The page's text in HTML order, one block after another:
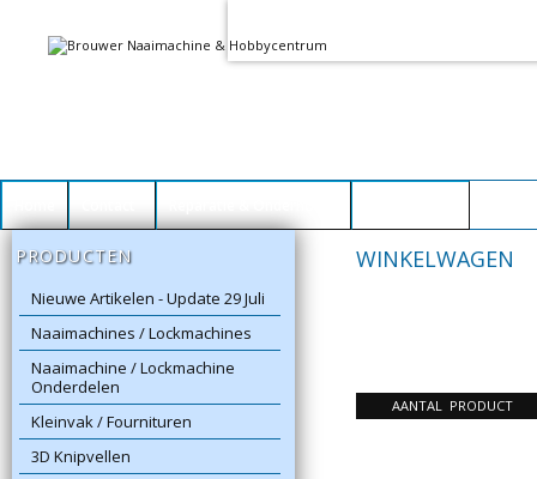
PRODUCTEN
Nieuwe Artikelen - Update 29 Juli
Naaimachines / Lockmachines
Naaimachine / Lockmachine
Onderdelen
Kleinvak / Fournituren
3D Knipvellen
WINKELWAGEN
AANTAL PRODUCT